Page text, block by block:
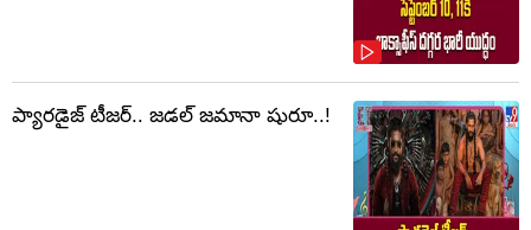
ప్యారడైజ్ టీజర్.. జడల్ జమానా షురూ..!